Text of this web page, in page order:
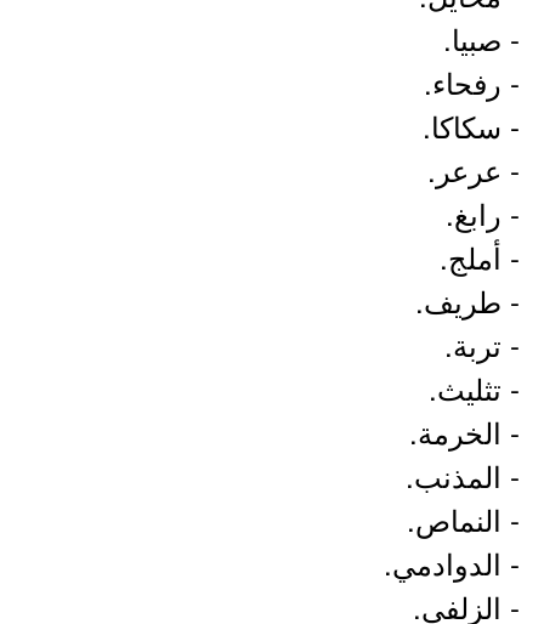
- صبيا.
- رفحاء.
- سكاكا.
- عرعر.
- رابغ.
- أملج.
- طريف.
- تربة.
- تثليث.
- الخرمة.
- المذنب.
- النماص.
- الدوادمي.
- الزلفي.